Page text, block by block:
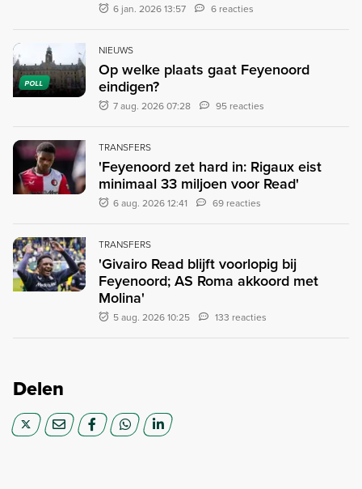
6 jan. 2026 13:57 6 reacties
POLL
NIEUWS
Op welke plaats gaat Feyenoord
eindigen?
7 aug. 2026 07:28 95 reacties
TRANSFERS
'Feyenoord zet hard in: Rigaux eist
minimaal 33 miljoen voor Read'
6 aug. 2026 12:41 69 reacties
TRANSFERS
'Givairo Read blijft voorlopig bij
Feyenoord; AS Roma akkoord met
Molina'
5 aug. 2026 10:25 133 reacties
Delen